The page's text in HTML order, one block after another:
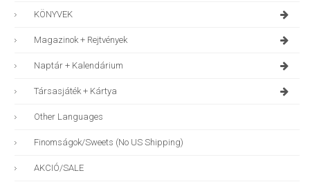
KÖNYVEK
Magazinok + Rejtvények
Naptár + Kalendárium
Társasjáték + Kártya
Other Languages
Finomságok/sweets (no US Shipping)
AKCIÓ/SALE